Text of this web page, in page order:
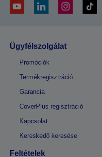
Ügyfélszolgálat
Promóciók
Termékregisztráció
Garancia
CoverPlus regisztráció
Kapcsolat
Kereskedő keresése
Feltételek